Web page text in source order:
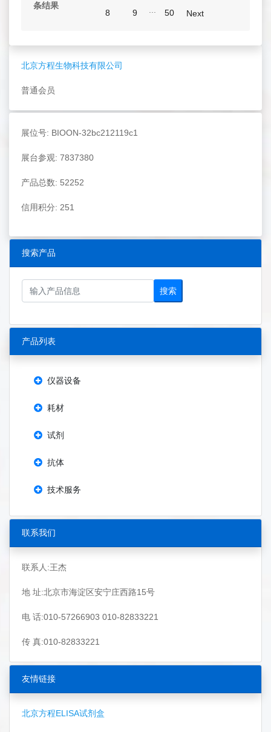
北京方程生物科技有限公司
普通会员
展位号: BIOON-32bc212119c1
展台参观: 7837380
产品总数: 52252
信用积分: 251
搜索产品
搜索
产品列表
仪器设备
耗材
试剂
抗体
技术服务
联系我们
联系人:王杰
地 址:北京市海淀区安宁庄西路15号
电 话:010-57266903 010-82833221
传 真:010-82833221
友情链接
北京方程ELISA试剂盒
条结果
8 9 50 Next